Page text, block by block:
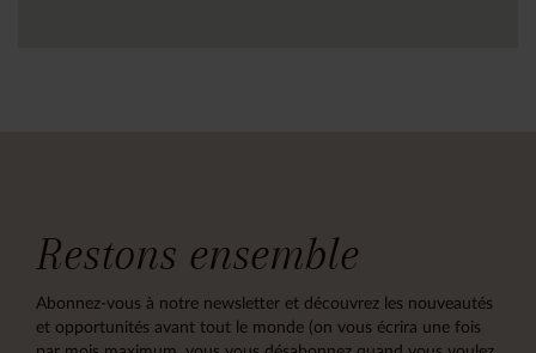
Restons ensemble
Abonnez-vous à notre newsletter et découvrez les nouveautés
et opportunités avant tout le monde (on vous écrira une fois